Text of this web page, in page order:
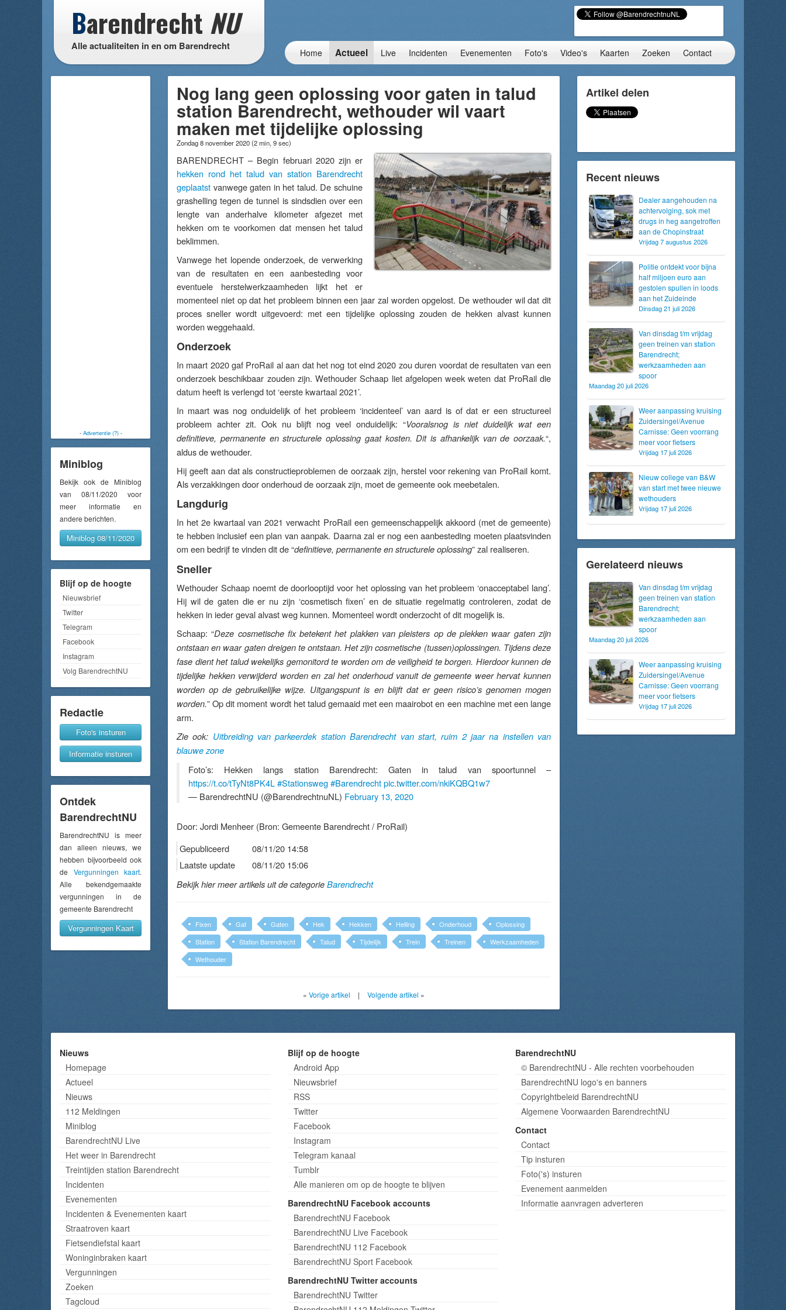
Barendrecht NU
Alle actualiteiten in en om Barendrecht
Home Actueel Live Incidenten Evenementen Foto's Video's Kaarten Zoeken Contact
- Advertentie (?)-
Miniblog
Bekijk ook de Miniblog
van 08/11/2020 voor
meer informatie en
andere berichten.
Miniblog 08/11/2020
Blijf op de hoogte
Nieuwsbrief
Twitter
Telegram
Facebook
Instagram
Volg BarendrechtNU
Redactie
Foto's insturen
Informatie insturen
Ontdek
BarendrechtNU
BarendrechtNU is meer
dan alleen nieuws, we
hebben bijvoorbeeld ook
de Vergunningen kaart.
Alle bekendgemaakte
vergunningen in de
gemeente Barendrecht
Vergunningen Kaart
Nog lang geen oplossing voor gaten in talud
station Barendrecht, wethouder wil vaart
maken met tijdelijke oplossing
Zondag 8 november 2020(2 min, 9 sec)
BARENDRECHT – Begin februari 2020 zijn er
hekken rond het talud van station Barendrecht
geplaatst vanwege gaten in het talud. De schuine
grashelling tegen de tunnel is sindsdien over een
lengte van anderhalve kilometer afgezet met
hekken om te voorkomen dat mensen het talud
beklimmen.
Vanwege het lopende onderzoek, de verwerking
van de resultaten en een aanbesteding voor
eventuele herstelwerkzaamheden lijkt het er
momenteel niet op dat het probleem binnen een jaar zal worden opgelost. De wethouder wil dat dit
proces sneller wordt uitgevoerd: met een tijdelijke oplossing zouden de hekken alvast kunnen
worden weggehaald.
Onderzoek
In maart 2020 gaf ProRail al aan dat het nog tot eind 2020 zou duren voordat de resultaten van een
onderzoek beschikbaar zouden zijn. Wethouder Schaap liet afgelopen week weten dat ProRail die
datum heeft is verlengd tot ‘eerste kwartaal 2021’.
In maart was nog onduidelijk of het probleem ‘incidenteel’ van aard is of dat er een structureel
probleem achter zit. Ook nu blijft nog veel onduidelijk: “Vooralsnog is niet duidelijk wat een
definitieve, permanente en structurele oplossing gaat kosten. Dit is afhankelijk van de oorzaak.“,
aldus de wethouder.
Hij geeft aan dat als constructieproblemen de oorzaak zijn, herstel voor rekening van ProRail komt.
Als verzakkingen door onderhoud de oorzaak zijn, moet de gemeente ook meebetalen.
Langdurig
In het 2e kwartaal van 2021 verwacht ProRail een gemeenschappelijk akkoord (met de gemeente)
te hebben inclusief een plan van aanpak. Daarna zal er nog een aanbesteding moeten plaatsvinden
om een bedrijf te vinden dit de “definitieve, permanente en structurele oplossing” zal realiseren.
Sneller
Wethouder Schaap noemt de doorlooptijd voor het oplossing van het probleem ‘onacceptabel lang’.
Hij wil de gaten die er nu zijn ‘cosmetisch fixen’ en de situatie regelmatig controleren, zodat de
hekken in ieder geval alvast weg kunnen. Momenteel wordt onderzocht of dit mogelijk is.
Schaap: “Deze cosmetische fix betekent het plakken van pleisters op de plekken waar gaten zijn
ontstaan en waar gaten dreigen te ontstaan. Het zijn cosmetische (tussen)oplossingen. Tijdens deze
fase dient het talud wekelijks gemonitord te worden om de veiligheid te borgen. Hierdoor kunnen de
tijdelijke hekken verwijderd worden en zal het onderhoud vanuit de gemeente weer hervat kunnen
worden op de gebruikelijke wijze. Uitgangspunt is en blijft dat er geen risico’s genomen mogen
worden.” Op dit moment wordt het talud gemaaid met een maairobot en een machine met een lange
arm.
Zie ook: Uitbreiding van parkeerdek station Barendrecht van start, ruim 2 jaar na instellen van
blauwe zone
Foto’s: Hekken langs station Barendrecht: Gaten in talud van spoortunnel –
https://t.co/tTyNt8PK4L#Stationsweg#Barendrechtpic.twitter.com/nkiKQBQ1w7
— BarendrechtNU (@BarendrechtnuNL) February 13, 2020
Door: Jordi Menheer (Bron: Gemeente Barendrecht / ProRail)
Gepubliceerd
08/11/20 14:58
Laatste update
08/11/20 15:06
Bekijk hier meer artikels uit de categorie Barendrecht
Fixen Gat Gaten Hek Hekken Helling Onderhoud
Oplossing
Station
Station Barendrecht Talud Tijdelijk Trein Treinen
Werkzaamheden
Wethouder
« Vorige artikel | Volgende artikel »
Artikel delen
Recent nieuws
Dealer aangehouden na
achtervolging, sok met
drugs in heg aangetroffen
aan de Chopinstraat
Vrijdag 7 augustus 2026
Politie ontdekt voor bijna
half miljoen euro aan
gestolen spullen in loods
aan het Zuideinde
Dinsdag 21 juli 2026
Van dinsdag t/m vrijdag
geen treinen van station
Barendrecht;
werkzaamheden aan
spoor
Maandag 20 juli 2026
Weer aanpassing kruising
Zuidersingel/Avenue
Carnisse: Geen voorrang
meer voor fietsers
Vrijdag 17 juli 2026
Nieuw college van B&W
van start met twee nieuwe
wethouders
Vrijdag 17 juli 2026
Gerelateerd nieuws
Van dinsdag t/m vrijdag
geen treinen van station
Barendrecht;
werkzaamheden aan
spoor
Maandag 20 juli 2026
Weer aanpassing kruising
Zuidersingel/Avenue
Carnisse: Geen voorrang
meer voor fietsers
Vrijdag 17 juli 2026
Nieuws
Homepage
Actueel
Nieuws
112 Meldingen
Miniblog
BarendrechtNU Live
Het weer in Barendrecht
Treintijden station Barendrecht
Incidenten
Evenementen
Incidenten & Evenementen kaart
Straatroven kaart
Fietsendiefstal kaart
Woninginbraken kaart
Vergunningen
Zoeken
Tagcloud
Blijf op de hoogte
Android App
Nieuwsbrief
RSS
Twitter
Facebook
Instagram
Telegram kanaal
Tumblr
Alle manieren om op de hoogte te blijven
BarendrechtNU Facebook accounts
BarendrechtNU Facebook
BarendrechtNU Live Facebook
BarendrechtNU 112 Facebook
BarendrechtNU Sport Facebook
BarendrechtNU Twitter accounts
BarendrechtNU Twitter
BarendrechtNU
© BarendrechtNU - Alle rechten voorbehouden
BarendrechtNU logo's en banners
Copyrightbeleid BarendrechtNU
Algemene Voorwaarden BarendrechtNU
Contact
Contact
Tip insturen
Foto('s) insturen
Evenement aanmelden
Informatie aanvragen adverteren